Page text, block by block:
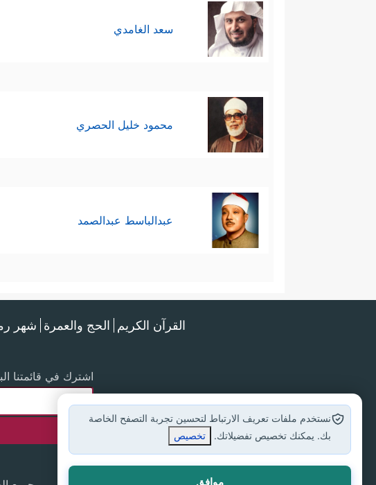
سعد الغامدي
محمود خليل الحصري
عبدالباسط عبدالصمد
القرآن الكريم الحج والعمرة شهر
اشترك في قائمتنا
نستخدم ملفات تعريف الارتباط لتحسين تجربة التصفح الخاصة
بك. يمكنك تخصيص تفضيلاتك.
تخصيص
موافق